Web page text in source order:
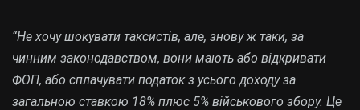
“Не хочу шокувати таксистів, але, знову ж таки, за
чинним законодавством, вони мають або відкривати
ФОП, або сплачувати податок з усього доходу за
загальною ставкою 18% плюс 5% військового збору. Це